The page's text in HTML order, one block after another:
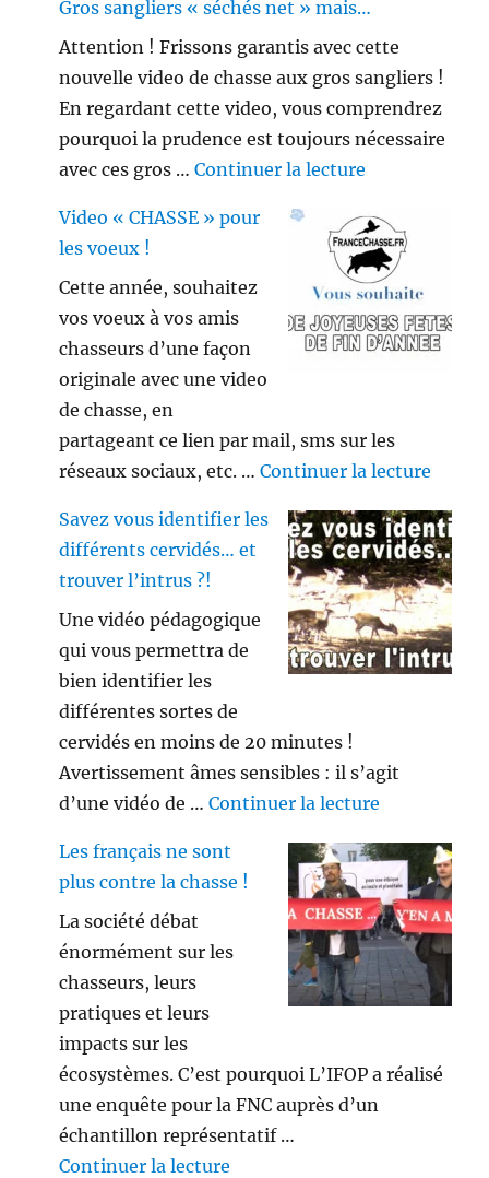
Gros sangliers « séchés net » mais…
Attention ! Frissons garantis avec cette
nouvelle video de chasse aux gros sangliers !
En regardant cette video, vous comprendrez
pourquoi la prudence est toujours nécessaire
avec ces gros …Continuer la lecture
Video « CHASSE » pour
les voeux !
Cette année, souhaitez
vos voeux à vos amis
chasseurs d’une façon
originale avec une video
de chasse, en
partageant ce lien par mail, sms sur les
réseaux sociaux, etc. …Continuer la lecture
Savez vous identifier les
différents cervidés… et
trouver l’intrus ?!
Une vidéo pédagogique
qui vous permettra de
bien identifier les
différentes sortes de
cervidés en moins de 20 minutes !
Avertissement âmes sensibles : il s’agit
d’une vidéo de …Continuer la lecture
Les français ne sont
plus contre la chasse !
La société débat
énormément sur les
chasseurs, leurs
pratiques et leurs
impacts sur les
écosystèmes. C’est pourquoi L’IFOP a réalisé
une enquête pour la FNC auprès d’un
échantillon représentatif …
Continuer la lecture